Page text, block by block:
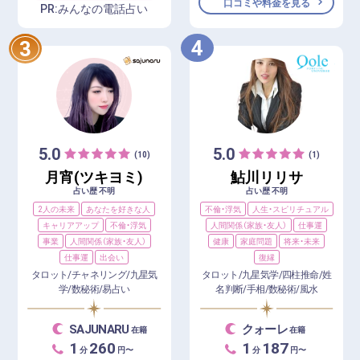
PR:みんなの電話占い
3
5.0 (10)
月宵(ツキヨミ)
占い歴 不明
2人の未来
あなたを好きな人
キャリアアップ
不倫・浮気
事業
人間関係（家族・友人）
仕事運
出会い
タロット/チャネリング/九星気
学/数秘術/易占い
SAJUNARU 在籍
1 分 260 円〜
4
5.0 (1)
鮎川リリサ
占い歴 不明
不倫・浮気
人生・スピリチュアル
人間関係（家族・友人）
仕事運
健康
家庭問題
将来・未来
復縁
タロット/九星気学/四柱推命/姓
名判断/手相/数秘術/風水
クォーレ在籍
1 分 187 円〜